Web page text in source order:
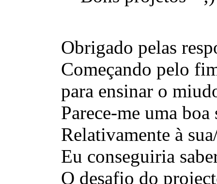
Obrigado pelas
Começando pelo
para ensinar o
Parece-me uma
Relativamente à
Eu conseguiria
O desafio do